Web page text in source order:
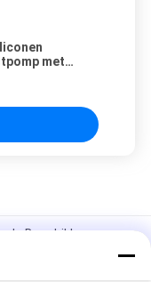
met
de Beschikbare